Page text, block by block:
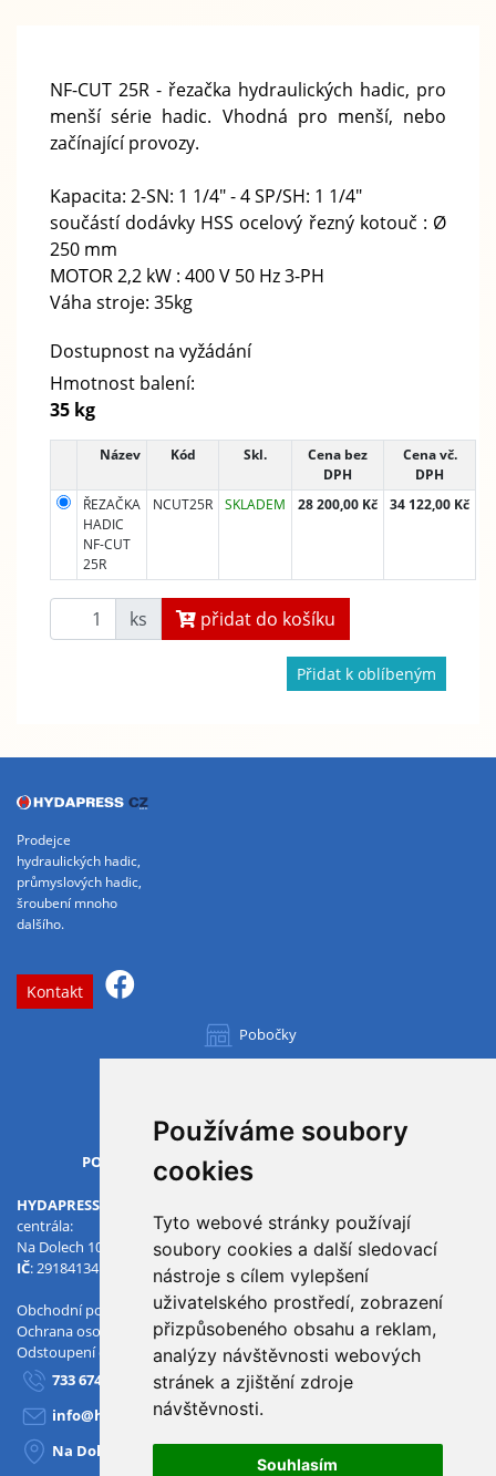
Používáme soubory
cookies
Tyto webové stránky používají
soubory cookies a další sledovací
nástroje s cílem vylepšení
uživatelského prostředí, zobrazení
přizpůsobeného obsahu a reklam,
analýzy návštěvnosti webových
stránek a zjištění zdroje
návštěvnosti.
Souhlasím
NF-CUT 25R - řezačka hydraulických hadic, pro
menší série hadic. Vhodná pro menší, nebo
začínající provozy.
Kapacita: 2-SN: 1 1/4" - 4 SP/SH: 1 1/4"
součástí dodávky HSS ocelový řezný kotouč : Ø
250 mm
MOTOR 2,2 kW : 400 V 50 Hz 3-PH
Váha stroje: 35kg
Dostupnost na vyžádání
Hmotnost balení:
35 kg
Název Kód Skl.
Cena bez
DPH
Cena vč.
DPH
ŘEZAČKA
HADIC
NF-CUT
25R
NCUT25R SKLADEM 28 200,00 Kč 34 122,00 Kč
ks přidat do košíku
Přidat k oblíbeným
Prodejce
hydraulických hadic,
průmyslových hadic,
šroubení mnoho
dalšího.
Kontakt
Pobočky
OTVÍRACÍ DOBA
PO-PÁ
HYDAPRESS CZ s.r.o.
centrála:
Na Dolech 109 586 01 Jihlava
IČ: 29184134 : CZ29184134
Obchodní podmínky
Ochrana osobních údajů
Odstoupení od smlouvy
733 674 293
info@hydapress.cz
Na Dolech 109, Jihlava